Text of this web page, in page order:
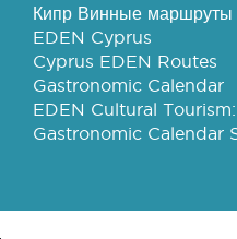
Кипр Винные маршруты
EDEN Cyprus
Cyprus EDEN Routes
Gastronomic Calendar
EDEN Cultural
Gastronomic Calendar